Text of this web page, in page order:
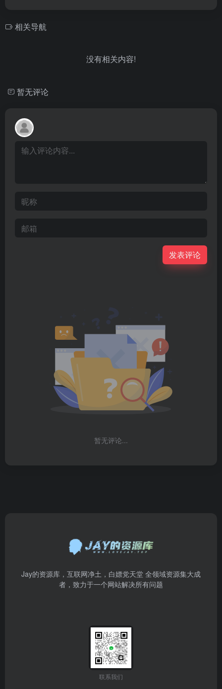
相关导航
没有相关内容!
暂无评论
发表评论
暂无评论...
Jay的资源库，互联网净土，白嫖党天堂 全领域资源集大成
者，致力于一个网站解决所有问题
联系我们